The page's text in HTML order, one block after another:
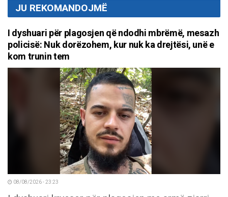
JU REKOMANDOJMË
I dyshuari për plagosjen që ndodhi mbrëmë, mesazh
policisë: Nuk dorëzohem, kur nuk ka drejtësi, unë e
kom trunin tem
08/08/2026 - 23:23